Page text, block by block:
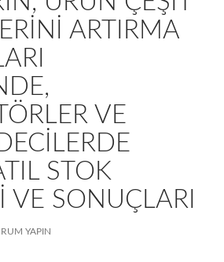
ARTIRMA
VE
STOK
VE SONUÇLARI
YAPIN